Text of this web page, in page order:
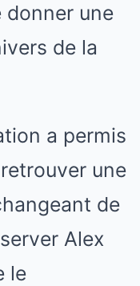
donner une
de la
a permis
une
de
Alex
le